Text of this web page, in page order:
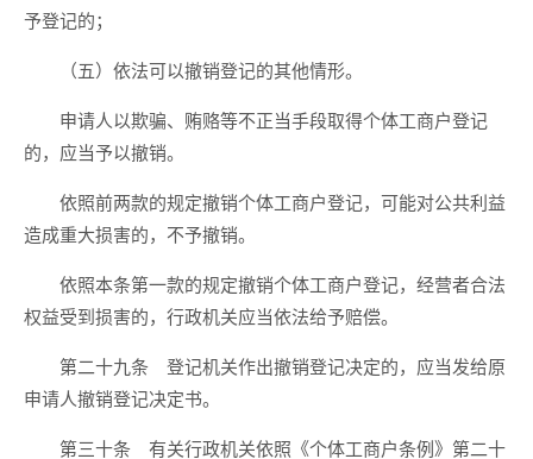
予登记的；
（五）依法可以撤销登记的其他情形。
申请人以欺骗、贿赂等不正当手段取得个体工商户登记
的，应当予以撤销。
依照前两款的规定撤销个体工商户登记，可能对公共利益
造成重大损害的，不予撤销。
依照本条第一款的规定撤销个体工商户登记，经营者合法
权益受到损害的，行政机关应当依法给予赔偿。
第二十九条 登记机关作出撤销登记决定的，应当发给原
申请人撤销登记决定书。
第三十条 有关行政机关依照《个体工商户条例》第二十